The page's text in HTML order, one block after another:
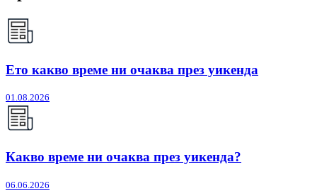
Ето какво време ни очаква през уикенда
01.08.2026
Какво време ни очаква през уикенда?
06.06.2026